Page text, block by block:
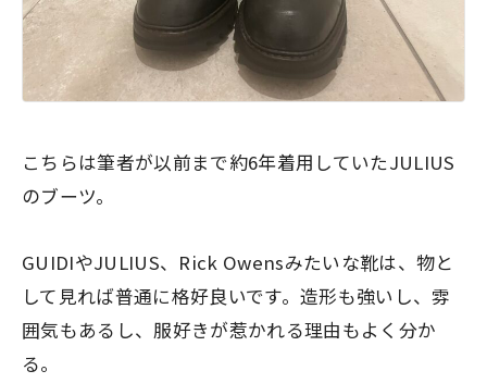
こちらは筆者が以前まで約6年着用していたJULIUS
のブーツ。
GUIDIやJULIUS、Rick Owensみたいな靴は、物と
して見れば普通に格好良いです。造形も強いし、雰
囲気もあるし、服好きが惹かれる理由もよく分か
る。